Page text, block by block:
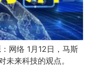
网络 1月12日，马斯
未来科技的观点。